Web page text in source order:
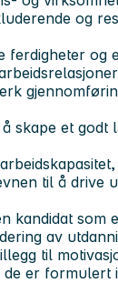
og
ferdigheter og
skape et godt
til å drive
kandidat som
av
til
er formulert